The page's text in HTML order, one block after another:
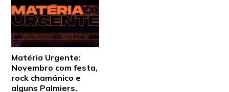
Matéria Urgente:
Novembro com festa,
rock chamánico e
alguns Palmiers.